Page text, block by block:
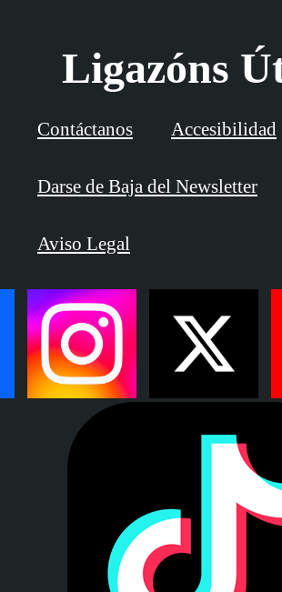
Ligazóns
Contáctanos Accesibilidad
Darse de Baja del Newsletter
Aviso Legal